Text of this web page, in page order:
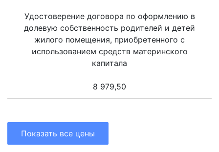
Удостоверение договора по оформлению в
долевую собственность родителей и детей
жилого помещения, приобретенного с
использованием средств материнского
капитала
8 979,50
Показать все цены